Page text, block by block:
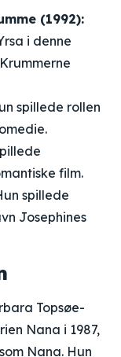
(1992):
i denne
spillede rollen
film.
spillede
Josephines
Topsøe-
Nana i 1987,
Nana. Hun